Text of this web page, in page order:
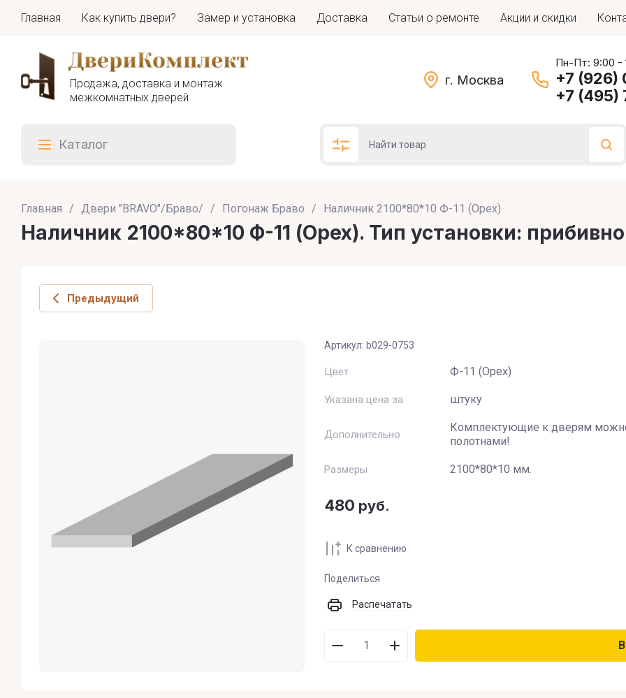
Главная Как купить двери? Замер и установка Доставка Статьи о ремонте Акции и скидки
Продажа, доставка и монтаж
межкомнатных дверей
г. Москва
Пн-Пт: 9:00 -
+7 (926)
+7
Каталог
Подбор по параметрам
Название:
Текст:
Выберите категорию
Цвет:
Производитель
В наличии:
Главная / Двери "BRAVO"/Браво/ / Погонаж Браво / Наличник 2100*80*10 Ф-11 (Орех)
Наличник 2100*80*10 Ф-11 (Орех). Тип установки:
Предыдущий
Артикул: b029-0753
Цвет Ф-11 (Орех)
Указана цена за штуку
Дополнительно
Комплектующие к дверям
полотнами!
Размеры 2100*80*10 мм.
480 руб.
К сравнению
Поделиться
Распечатать